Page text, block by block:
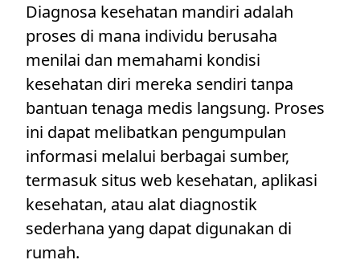
Diagnosa kesehatan mandiri adalah
proses di mana individu berusaha
menilai dan memahami kondisi
kesehatan diri mereka sendiri tanpa
bantuan tenaga medis langsung. Proses
ini dapat melibatkan pengumpulan
informasi melalui berbagai sumber,
termasuk situs web kesehatan, aplikasi
kesehatan, atau alat diagnostik
sederhana yang dapat digunakan di
rumah.